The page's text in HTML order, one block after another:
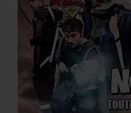
CD musiques
Noob
Néogicia
Warpzone
DVD & Bluray